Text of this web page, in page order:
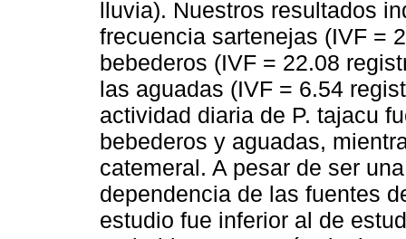
lluvia). Nuestros resultados
frecuencia sartenejas (IVF =
bebederos (IVF = 22.08
las aguadas (IVF = 6.54
actividad diaria de P. tajacu
bebederos y aguadas,
catemeral. A pesar de ser
dependencia de las fuentes
estudio fue inferior al de